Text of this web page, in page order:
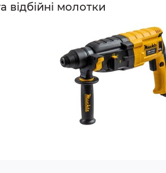
відбійні молотки